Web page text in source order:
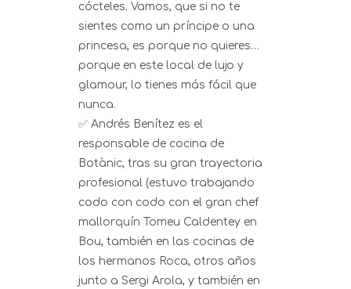
cócteles. Vamos, que si no te
sientes como un príncipe o una
princesa, es porque no quieres…
porque en este local de lujo y
glamour, lo tienes más fácil que
nunca.
✅ Andrés Benítez es el
responsable de cocina de
Botànic, tras su gran trayectoria
profesional (estuvo trabajando
codo con codo con el gran chef
mallorquín Tomeu Caldentey en
Bou, también en las cocinas de
los hermanos Roca, otros años
junto a Sergi Arola, y también en